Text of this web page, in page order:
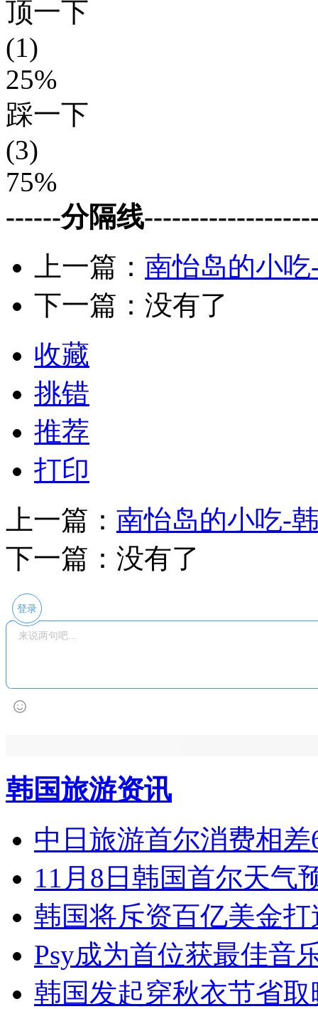
顶一下
(1)
25%
踩一下
(3)
75%
------分隔线
上一篇： 南怡岛的小
下一篇：没有了
收藏
挑错
推荐
打印
上一篇： 南怡岛的小吃-
下一篇：没有了
登录
韩国旅游资讯
中日旅游首尔消费相
11月8日韩国首尔天气
韩国将斥资百亿美金打
Psy成为首位获最佳音
韩国发起穿秋衣节省